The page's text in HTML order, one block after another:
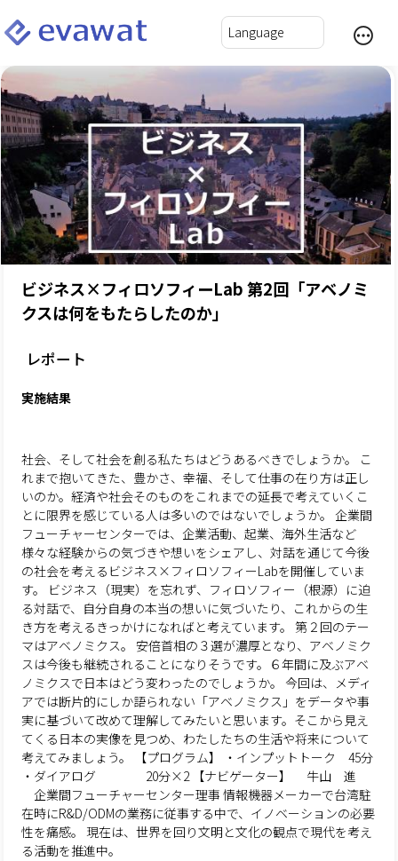
ビジネス×フィロソフィーLab 第2回「アベノミ
クスは何をもたらしたのか」
レポート
実施結果
社会、そして社会を創る私たちはどうあるべきでしょうか。 こ
れまで抱いてきた、豊かさ、幸福、そして仕事の在り方は正し
いのか。経済や社会そのものをこれまでの延長で考えていくこ
とに限界を感じている人は多いのではないでしょうか。 企業間
フューチャーセンターでは、企業活動、起業、海外生活など
様々な経験からの気づきや想いをシェアし、対話を通じて今後
の社会を考えるビジネス×フィロソフィーLabを開催していま
す。 ビジネス（現実）を忘れず、フィロソフィー（根源）に迫
る対話で、自分自身の本当の想いに気づいたり、これからの生
き方を考えるきっかけになればと考えています。 第２回のテー
マはアベノミクス。 安倍首相の３選が濃厚となり、アベノミク
スは今後も継続されることになりそうです。６年間に及ぶアベ
ノミクスで日本はどう変わったのでしょうか。 今回は、メディ
アでは断片的にしか語られない「アベノミクス」をデータや事
実に基づいて改めて理解してみたいと思います。そこから見え
てくる日本の実像を見つめ、わたしたちの生活や将来について
考えてみましょう。 【プログラム】 ・インプットトーク 45分
・ダイアログ 20分×2 【ナビゲーター】 牛山 進
企業間フューチャーセンター理事 情報機器メーカーで台湾駐
在時にR&D/ODMの業務に従事する中で、イノベーションの必要
性を痛感。 現在は、世界を回り文明と文化の観点で現代を考え
る活動を推進中。